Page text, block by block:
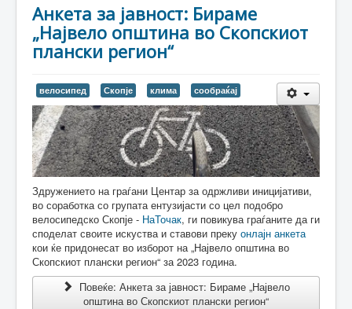
Анкета за јавност: Бираме
„Највело општина во Скопскиот
плански регион“
велосипед Скопје клима сообраќај
Здружението на граѓани Центар за одржливи иницијативи,
во соработка со групата ентузијасти со цел подобро
велосипедско Скопје - НаТочак, ги повикува граѓаните да ги
споделат своите искуства и ставови преку онлајн анкета
кои ќе придонесат во изборот на „Највело општина во
Скопскиот плански регион“ за 2023 година.
Повеќе: Анкета за јавност: Бираме „Највело
општина во Скопскиот плански регион“